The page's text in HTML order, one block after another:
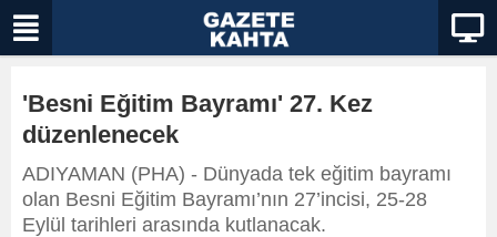
'Besni Eğitim Bayramı' 27. Kez
düzenlenecek
ADIYAMAN (PHA) - Dünyada tek eğitim bayramı
olan Besni Eğitim Bayramı’nın 27’incisi, 25-28
Eylül tarihleri arasında kutlanacak.